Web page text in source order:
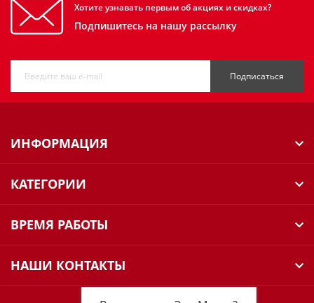
Хотите узнавать первым об акциях и скидках?
Подпишитесь на нашу рассылку
Подписаться
ИНФОРМАЦИЯ
КАТЕГОРИИ
ВРЕМЯ РАБОТЫ
НАШИ КОНТАКТЫ